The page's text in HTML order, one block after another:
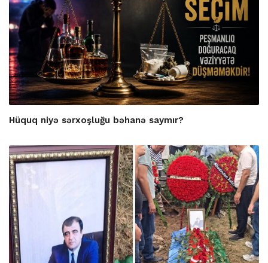
Hüquq niyə sərxoşluğu bəhanə saymır?